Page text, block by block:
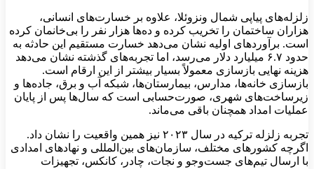
زلزله‌های پیاپی شمال ونزوئلا، علاوه بر خسارت‌های انسانی،
هزاران ساختمان را تخریب کرده و ده‌ها هزار نفر را بی‌خانمان کرده
است. برآوردهای اولیه نشان می‌دهد خسارت مستقیم این حادثه به
حدود ۶.۷ میلیارد دلار می‌رسد، اما تجربه‌های گذشته نشان می‌دهد
هزینه نهایی بازسازی معمولاً بسیار بیشتر از این ارقام است.
بازسازی خانه‌ها، مدارس، بیمارستان‌ها، شبکه آب و برق، جاده‌ها و
زیرساخت‌های شهری، صورت‌حسابی است که سال‌ها پس از پایان
عملیات امداد همچنان باقی می‌ماند.
تجربه زلزله ترکیه در سال ۲۰۲۳ نیز همین واقعیت را نشان داد.
اگرچه کشورهای مختلف، سازمان‌های بین‌المللی و نهادهای امدادی
با ارسال تیم‌های جست‌وجو و نجات، چادر، کانکس، تجهیزات